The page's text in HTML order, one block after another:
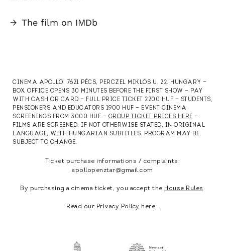
→ The film on IMDb
CINEMA APOLLÓ, 7621 PÉCS, PERCZEL MIKLÓS U. 22. HUNGARY —
BOX OFFICE OPENS 30 MINUTES BEFORE THE FIRST SHOW — PAY
WITH CASH OR CARD — FULL PRICE TICKET 2200 HUF — STUDENTS,
PENSIONERS AND EDUCATORS 1900 HUF — EVENT CINEMA
SCREENINGS FROM 3000 HUF — GROUP TICKET PRICES HERE —
FILMS ARE SCREENED, IF NOT OTHERWISE STATED, IN ORIGINAL
LANGUAGE, WITH HUNGARIAN SUBTITLES. PROGRAM MAY BE
SUBJECT TO CHANGE.
Ticket purchase informations / complaints:
apollopenztar@gmail.com
By purchasing a cinema ticket, you accept the House Rules .
Read our Privacy Policy here. .